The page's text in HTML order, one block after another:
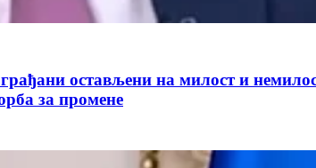
остављени на милост и
за промене